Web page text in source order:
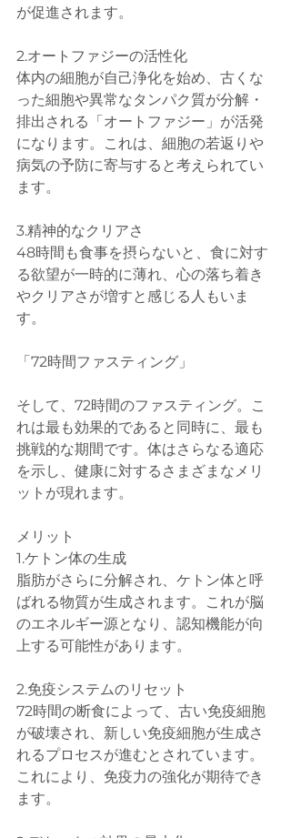
が促進されます。
2.オートファジーの活性化
体内の細胞が自己浄化を始め、古くな
った細胞や異常なタンパク質が分解・
排出される「オートファジー」が活発
になります。これは、細胞の若返りや
病気の予防に寄与すると考えられてい
ます。
3.精神的なクリアさ
48時間も食事を摂らないと、食に対す
る欲望が一時的に薄れ、心の落ち着き
やクリアさが増すと感じる人もいま
す。
「72時間ファスティング」
そして、72時間のファスティング。こ
れは最も効果的であると同時に、最も
挑戦的な期間です。体はさらなる適応
を示し、健康に対するさまざまなメリ
ットが現れます。
メリット
1.ケトン体の生成
脂肪がさらに分解され、ケトン体と呼
ばれる物質が生成されます。これが脳
のエネルギー源となり、認知機能が向
上する可能性があります。
2.免疫システムのリセット
72時間の断食によって、古い免疫細胞
が破壊され、新しい免疫細胞が生成さ
れるプロセスが進むとされています。
これにより、免疫力の強化が期待でき
ます。